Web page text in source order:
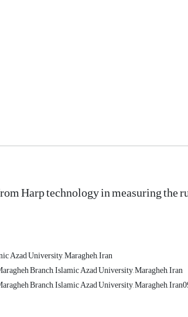
Harp technology in measuring the
Azad University, Maragheh, Iran
Branch, Islamic Azad University, Maragheh, Iran
Branch, Islamic Azad University, Maragheh,